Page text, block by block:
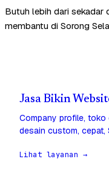
Butuh lebih dari sekadar
membantu di Sorong
Jasa Bikin
Company profile,
desain custom, cepat,
Lihat layanan →